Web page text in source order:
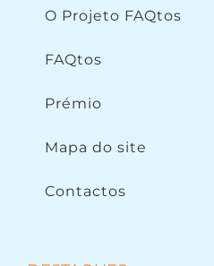
O Projeto FAQtos
FAQtos
Prémio
Mapa do site
Contactos